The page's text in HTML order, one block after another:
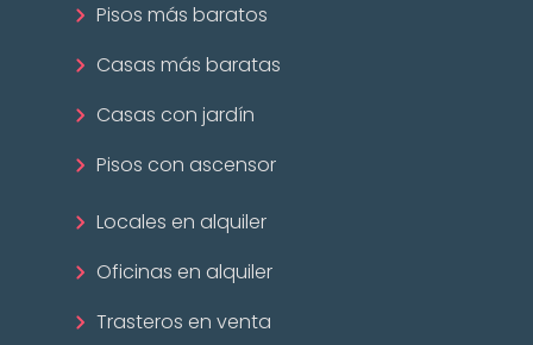
Pisos más baratos
Casas más baratas
Casas con jardín
Pisos con ascensor
Locales en alquiler
Oficinas en alquiler
Trasteros en venta